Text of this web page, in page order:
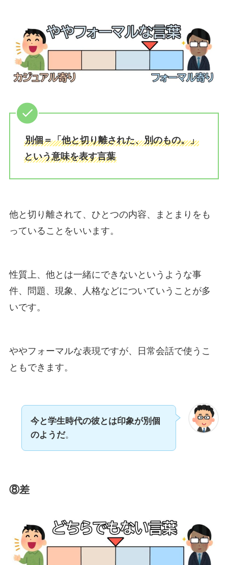
別個＝「他と切り離された、別のもの。」
という意味を表す言葉
他と切り離されて、ひとつの内容、まとまりをも
っていることをいいます。
性質上、他とは一緒にできないというような事
件、問題、現象、人格などについていうことが多
いです。
ややフォーマルな表現ですが、日常会話で使うこ
ともできます。
今と学生時代の彼とは印象が別個
のようだ。
⑧差